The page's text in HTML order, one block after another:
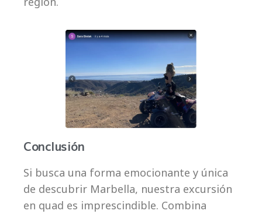
Conclusión
Si busca una forma emocionante y única
de descubrir Marbella, nuestra excursión
en quad es imprescindible. Combina